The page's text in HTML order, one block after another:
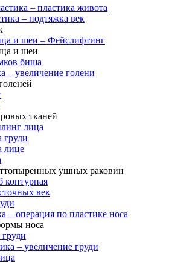
– пластика живота
– подтяжка век
и шеи – Фейслифтинг
и шеи
биша
– увеличение голени
тканей
лица
груди
лице
ушных раковин
контурная
век
– операция по пластике носа
носа
– увеличение груди